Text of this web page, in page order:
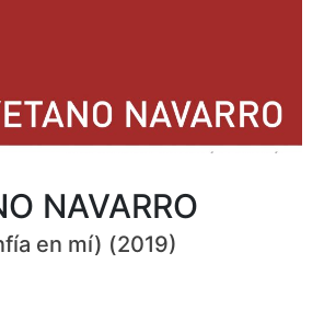
NAVARRO
en mí) (2019)